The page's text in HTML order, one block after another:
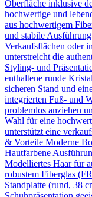
Oberfläche inklusive
hochwertige und
aus hochwertigem
und stabile
Verkaufsflächen oder
unterstreicht die
Styling- und
enthaltene runde
sicheren Stand und
integrierten Fuß- und
problemlos anziehen
Wahl für eine
unterstützt eine
& Vorteile Moderne
Hautfarbene
Modelliertes Haar für
robustem Fiberglas
Standplatte (rund, 38